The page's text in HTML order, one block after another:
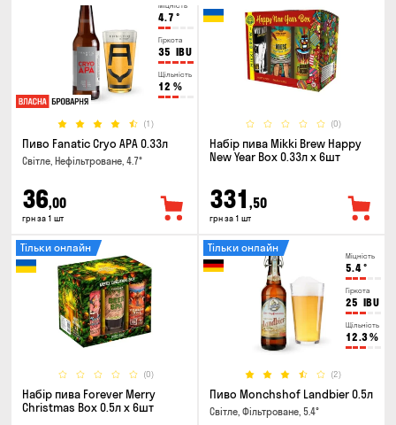
Міцність
4.7 °
Гіркота
35 IBU
Щільність
12 %
(1)
Пиво Fanatic Cryo APA 0.33л
Світле, Нефільтроване, 4.7°
36,00
грн за 1 шт
(0)
Набір пива Mikki Brew Happy
New Year Box 0.33л x 6шт
331 ,50
грн за 1 шт
(0)
Тільки онлайн
Набір пива Forever Merry
Christmas Box 0.5л x 6шт
Міцність
5.4°
Гіркота
25 IBU
Щільність
12.3%
(2)
Тільки онлайн
Пиво Monchshof Landbier 0.5л
Світле, Фільтроване, 5.4°